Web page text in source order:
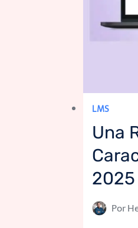
LMS
Una
2025
Por